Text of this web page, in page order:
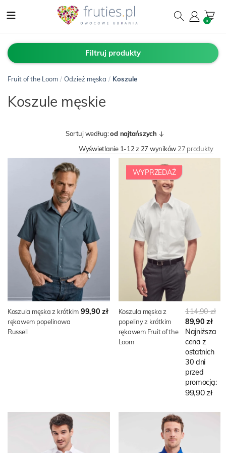
0
Filtruj produkty
Fruit of the Loom / Odzież męska / Koszule
Koszule męskie
Sortuj według:od najtańszych
Wyświetlanie 1-12 z 27 wyników 27 produkty
Koszula męska z krótkim
rękawem popelinowa
Russell
99,90 zł
Koszula męska z
popeliny z krótkim
rękawem Fruit of the
Loom
WYPRZEDAŻ
114,90 zł
89,90 zł
Najniższa
cena z
ostatnich
30 dni
przed
promocją:
99,90 zł